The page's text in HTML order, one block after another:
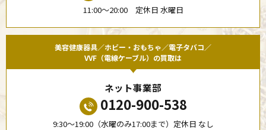
11:00〜20:00 定休日 水曜日
美容健康器具／ホビー・おもちゃ／電子タバコ／
VVF（電線ケーブル）の買取は
ネット事業部
0120-900-538
9:30〜19:00（水曜のみ17:00まで）定休日 なし